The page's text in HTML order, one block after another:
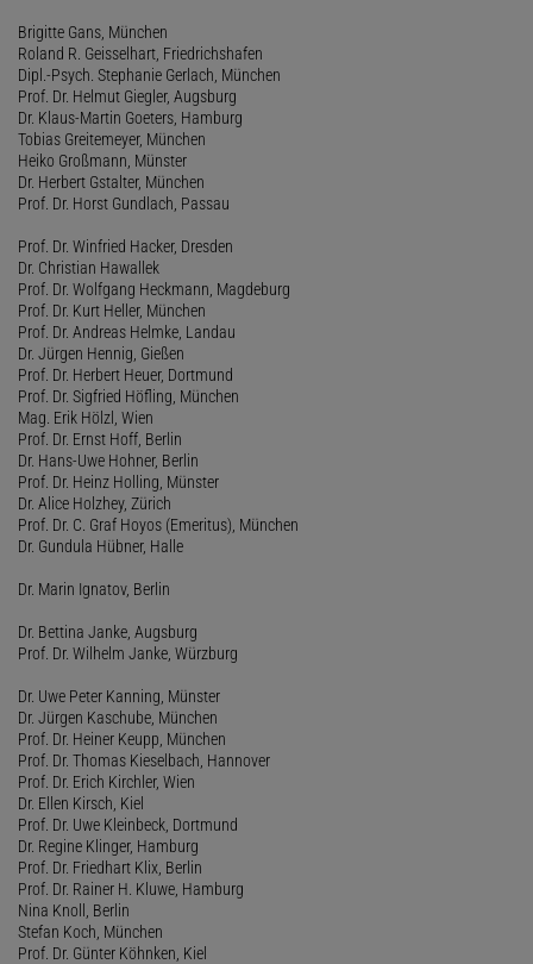
Brigitte Gans, München
Roland R. Geisselhart, Friedrichshafen
Dipl.-Psych. Stephanie Gerlach, München
Prof. Dr. Helmut Giegler, Augsburg
Dr. Klaus-Martin Goeters, Hamburg
Tobias Greitemeyer, München
Heiko Großmann, Münster
Dr. Herbert Gstalter, München
Prof. Dr. Horst Gundlach, Passau
Prof. Dr. Winfried Hacker, Dresden
Dr. Christian Hawallek
Prof. Dr. Wolfgang Heckmann, Magdeburg
Prof. Dr. Kurt Heller, München
Prof. Dr. Andreas Helmke, Landau
Dr. Jürgen Hennig, Gießen
Prof. Dr. Herbert Heuer, Dortmund
Prof. Dr. Sigfried Höfling, München
Mag. Erik Hölzl, Wien
Prof. Dr. Ernst Hoff, Berlin
Dr. Hans-Uwe Hohner, Berlin
Prof. Dr. Heinz Holling, Münster
Dr. Alice Holzhey, Zürich
Prof. Dr. C. Graf Hoyos (Emeritus), München
Dr. Gundula Hübner, Halle
Dr. Marin Ignatov, Berlin
Dr. Bettina Janke, Augsburg
Prof. Dr. Wilhelm Janke, Würzburg
Dr. Uwe Peter Kanning, Münster
Dr. Jürgen Kaschube, München
Prof. Dr. Heiner Keupp, München
Prof. Dr. Thomas Kieselbach, Hannover
Prof. Dr. Erich Kirchler, Wien
Dr. Ellen Kirsch, Kiel
Prof. Dr. Uwe Kleinbeck, Dortmund
Dr. Regine Klinger, Hamburg
Prof. Dr. Friedhart Klix, Berlin
Prof. Dr. Rainer H. Kluwe, Hamburg
Nina Knoll, Berlin
Stefan Koch, München
Prof. Dr. Günter Köhnken, Kiel